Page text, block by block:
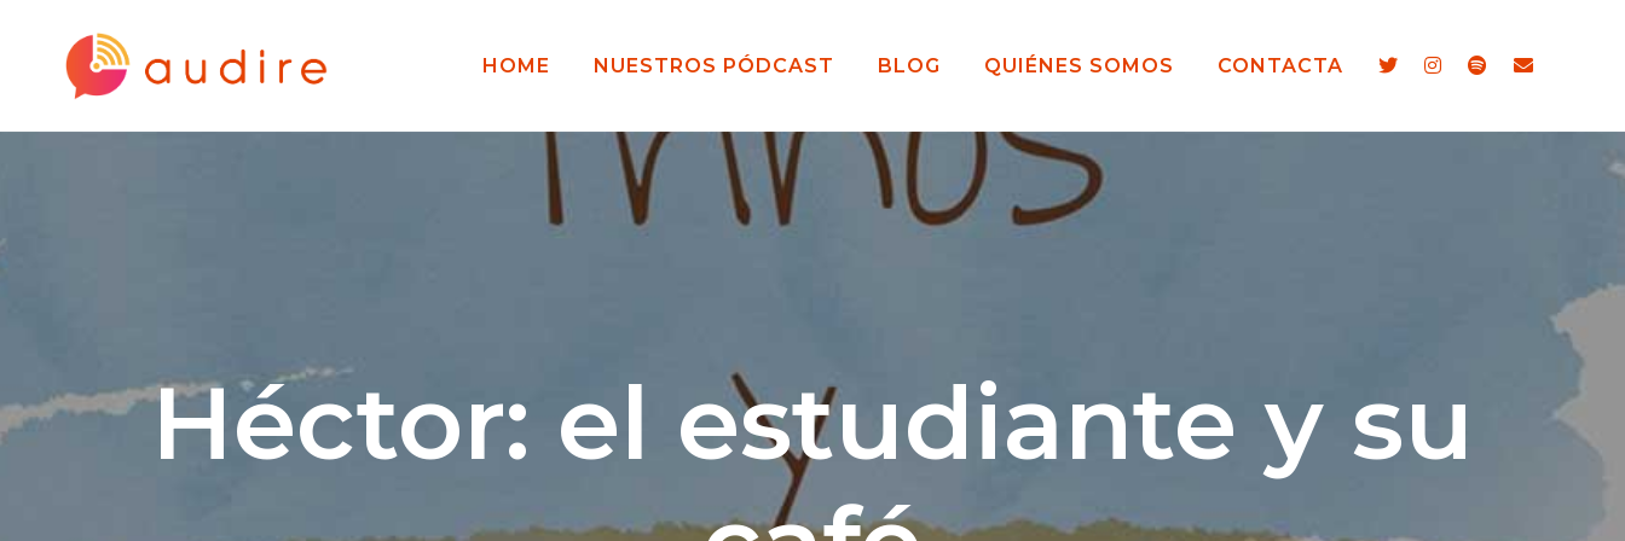
HOME NUESTROS PÓDCAST BLOG QUIÉNES SOMOS CONTACTA
Héctor: el estudiante y su